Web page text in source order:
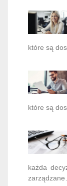
które są
które są
każda